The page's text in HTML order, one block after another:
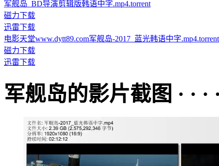
军舰岛_BD导演剪辑版韩语中字.mp4.torrent
磁力下载
迅雷下载
电影天堂www.dytt89.com军舰岛-2017_蓝光韩语中字.mp4.torrent
磁力下载
迅雷下载
军舰岛的影片截图 · · ·